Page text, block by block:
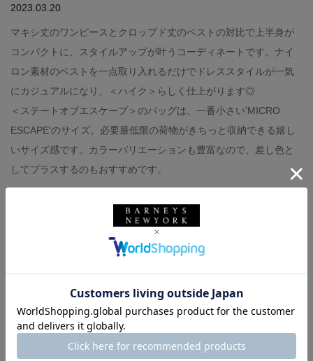
2023.03.20
マキシ丈のワンピースとクロップド丈のベストの対比で上半身が
コンパクトに、スタイルアップが叶うコーディネートです。ナイ
ロン素材のベストを一点取り入れるだけでドレススタイルが一気
にカジュアルになり、＜ハイク＞らしく仕上がります◎
＜ステートオブエスケープ＞のバッグは、一番小さい'MICRO
ESCAPE'のサイズ。必要最低限の荷物がきちっと収納できる嬉し
いサイズ感です。カラーバリエーションも豊富なので、差し色と
してプラスするのもおすすめです。
ベスト : HYKE（size : F）
ワンピース : HYKE（size : 2）
バッグ : STATE OF ESCAPE（size : XS）
【スタッフ情報】